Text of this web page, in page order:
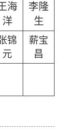
海
洋
李隆
生
锦
元
薪宝
昌